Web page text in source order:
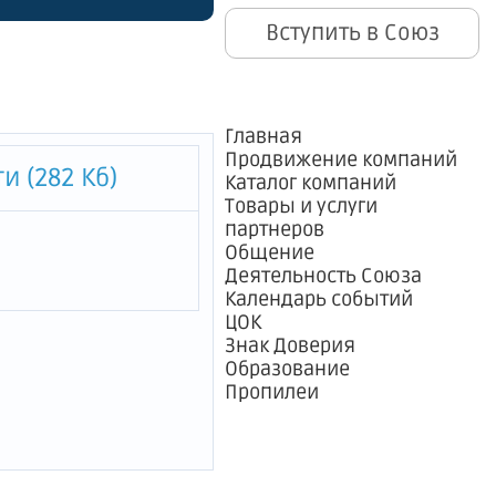
Вступить в Союз
Главная
Продвижение компаний
Каталог компаний
Товары и услуги
партнеров
Общение
Деятельность Союза
Календарь событий
ЦОК
Знак Доверия
Образование
Пропилеи
Санкт-
и
(282 Кб)